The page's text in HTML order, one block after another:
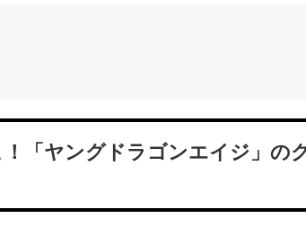
「ヤングドラゴンエイジ」の